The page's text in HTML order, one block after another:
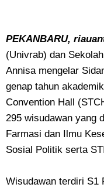
PEKANBARU,
(Univrab) dan
Annisa mengelar
genap tahun
Convention Hall
295 wisudawan yang
Farmasi dan Ilmu
Sosial Politik serta
Wisudawan terdiri S1